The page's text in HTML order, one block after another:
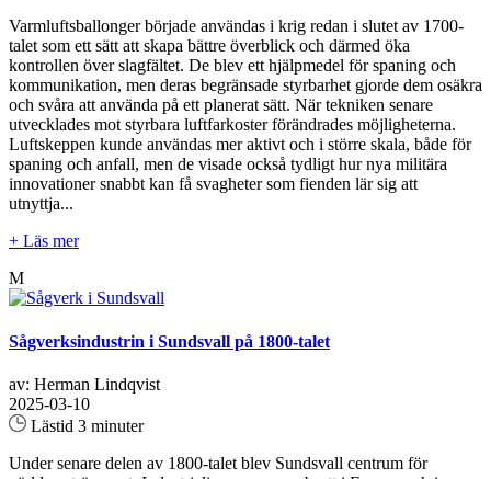
Varmluftsballonger började användas i krig redan i slutet av 1700-
talet som ett sätt att skapa bättre överblick och därmed öka
kontrollen över slagfältet. De blev ett hjälpmedel för spaning och
kommunikation, men deras begränsade styrbarhet gjorde dem osäkra
och svåra att använda på ett planerat sätt. När tekniken senare
utvecklades mot styrbara luftfarkoster förändrades möjligheterna.
Luftskeppen kunde användas mer aktivt och i större skala, både för
spaning och anfall, men de visade också tydligt hur nya militära
innovationer snabbt kan få svagheter som fienden lär sig att
utnyttja...
+ Läs mer
M
Sågverksindustrin i Sundsvall på 1800-talet
av: Herman Lindqvist
2025-03-10
Lästid 3 minuter
Under senare delen av 1800-talet blev Sundsvall centrum för